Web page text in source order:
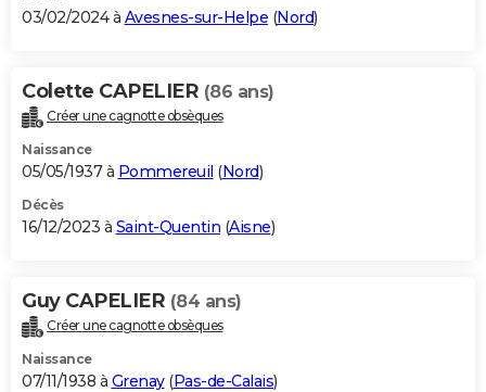
03/02/2024 à Avesnes-sur-Helpe (Nord)
Colette CAPELIER (86 ans)
Créer une cagnotte obsèques
Naissance
05/05/1937 à Pommereuil (Nord)
Décès
16/12/2023 à Saint-Quentin (Aisne)
Guy CAPELIER (84 ans)
Créer une cagnotte obsèques
Naissance
07/11/1938 à Grenay(Pas-de-Calais)